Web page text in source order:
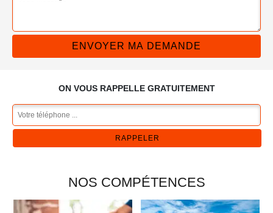
ON VOUS RAPPELLE GRATUITEMENT
NOS COMPÉTENCES